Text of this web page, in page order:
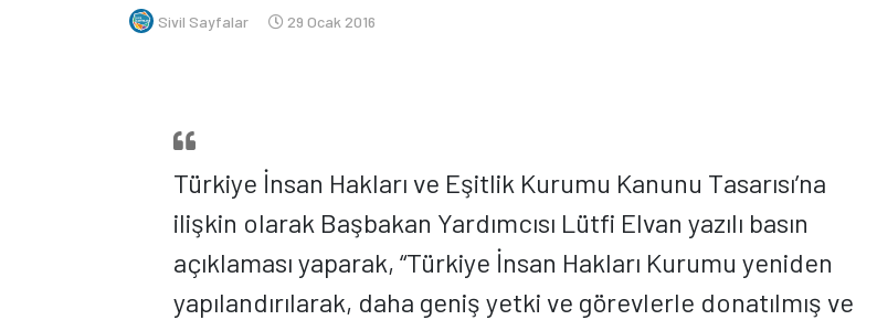
Sivil Sayfalar 29 Ocak 2016
Türkiye İnsan Hakları ve Eşitlik Kurumu Kanunu Tasarısı’na
ilişkin olarak Başbakan Yardımcısı Lütfi Elvan yazılı basın
açıklaması yaparak, “Türkiye İnsan Hakları Kurumu yeniden
yapılandırılarak, daha geniş yetki ve görevlerle donatılmış ve